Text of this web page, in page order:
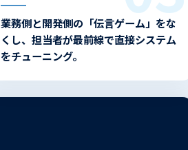
業務側と開発側の「伝言ゲーム」をな
くし、担当者が最前線で直接システム
をチューニング。